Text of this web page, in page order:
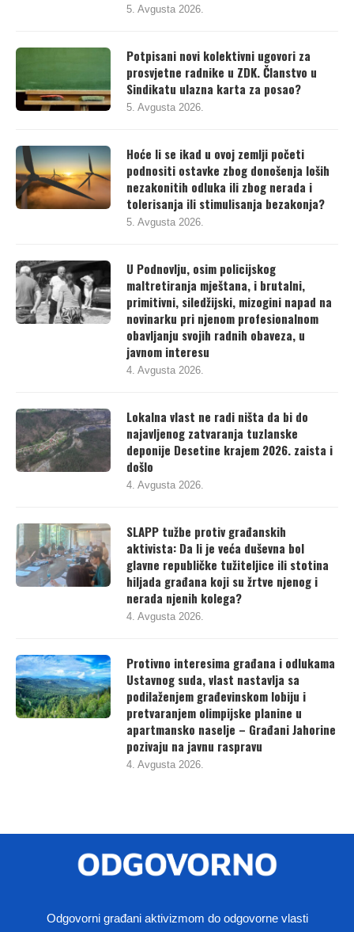
5. Avgusta 2026.
Potpisani novi kolektivni ugovori za
prosvjetne radnike u ZDK. Članstvo u
Sindikatu ulazna karta za posao?
5. Avgusta 2026.
Hoće li se ikad u ovoj zemlji početi
podnositi ostavke zbog donošenja loših
nezakonitih odluka ili zbog nerada i
tolerisanja ili stimulisanja bezakonja?
5. Avgusta 2026.
U Podnovlju, osim policijskog
maltretiranja mještana, i brutalni,
primitivni, siledžijski, mizogini napad na
novinarku pri njenom profesionalnom
obavljanju svojih radnih obaveza, u
javnom interesu
4. Avgusta 2026.
Lokalna vlast ne radi ništa da bi do
najavljenog zatvaranja tuzlanske
deponije Desetine krajem 2026. zaista i
došlo
4. Avgusta 2026.
SLAPP tužbe protiv građanskih
aktivista: Da li je veća duševna bol
glavne republičke tužiteljice ili stotina
hiljada građana koji su žrtve njenog i
nerada njenih kolega?
4. Avgusta 2026.
Protivno interesima građana i odlukama
Ustavnog suda, vlast nastavlja sa
podilaženjem građevinskom lobiju i
pretvaranjem olimpijske planine u
apartmansko naselje – Građani Jahorine
pozivaju na javnu raspravu
4. Avgusta 2026.
Odgovorni građani aktivizmom do odgovorne vlasti